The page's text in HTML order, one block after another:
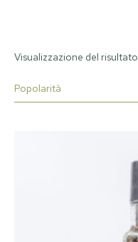
Visualizzazione del risultato